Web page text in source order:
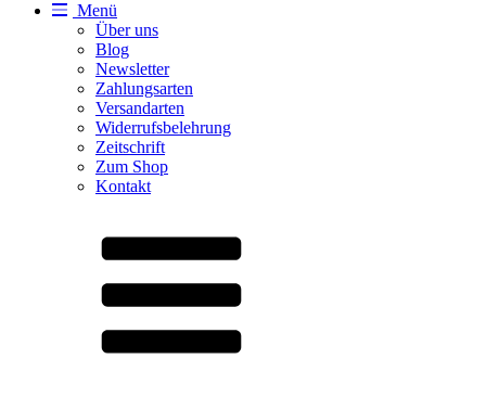
Menü
Über uns
Blog
Newsletter
Zahlungsarten
Versandarten
Widerrufsbelehrung
Zeitschrift
Zum Shop
Kontakt